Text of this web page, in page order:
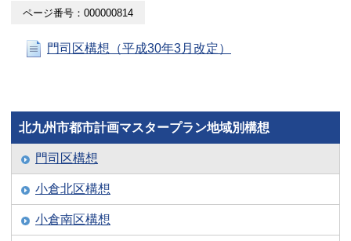
ページ番号：000000814
門司区構想（平成30年3月改定）
北九州市都市計画マスタープラン地域別構想
門司区構想
小倉北区構想
小倉南区構想